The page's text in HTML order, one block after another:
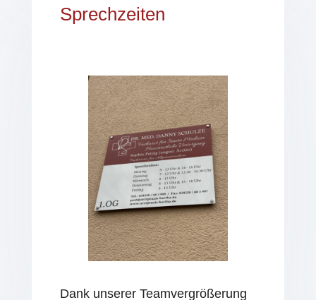
Sprechzeiten
Dank unserer Teamvergrößerung